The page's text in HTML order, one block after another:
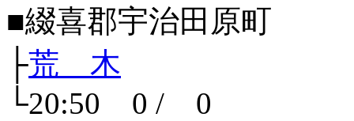
■綴喜郡宇治田原町
├荒 木
└20:50 0 / 0